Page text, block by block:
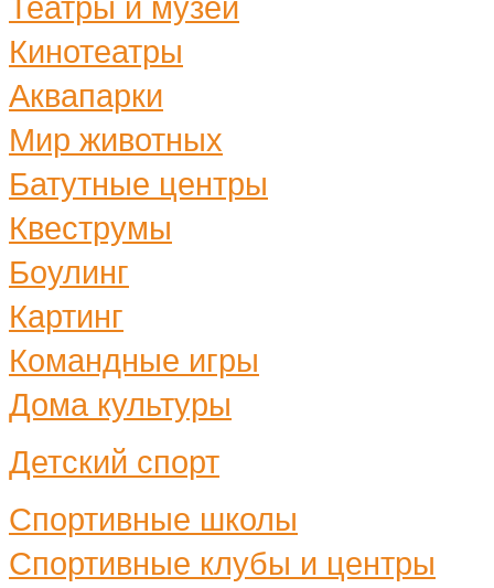
Кинотеатры
Аквапарки
Мир животных
Батутные центры
Квеструмы
Боулинг
Картинг
Командные игры
Дома культуры
Детский спорт
Спортивные школы
Спортивные клубы и центры